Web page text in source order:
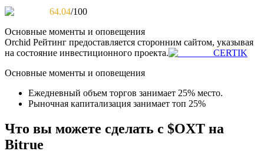
Анализ больших данных, включая торговую информацию
и т. д.
64.04/100
Основные моменты и оповещения
Orchid Рейтинг предоставляется сторонним сайтом, указывая
на состояние инвестиционного проекта.
CERTIK
Основные моменты и оповещения
Ежедневный объем торгов занимает 25% место.
Рыночная капитализация занимает топ 25%
Что вы можете сделать с $OXT на
Bitrue